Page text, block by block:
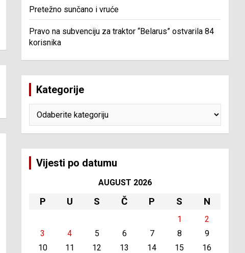
Pretežno sunčano i vruće
Pravo na subvenciju za traktor “Belarus” ostvarila 84
korisnika
Kategorije
Vijesti po datumu
AUGUST 2026
P U S Č P S N
1
2
3
4 5 6 7 8
9
10
11 12 13 14 15
16